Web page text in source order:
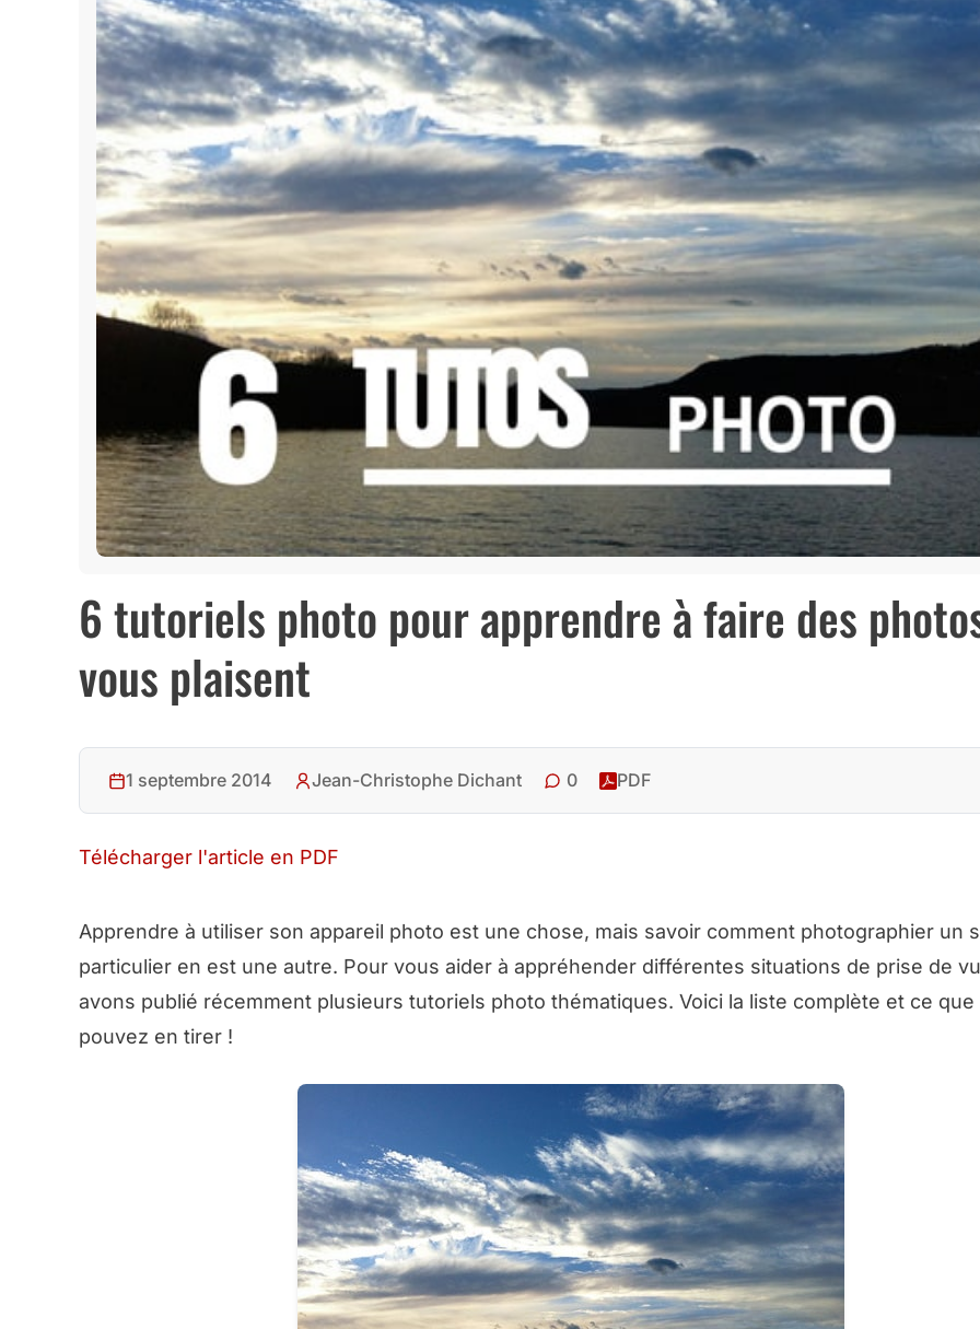
6 tutoriels photo pour apprendre à faire des
vous plaisent
1 septembre 2014 Jean-Christophe Dichant 0 PDF
Télécharger l'article en PDF
Apprendre à utiliser son appareil photo est une chose, mais savoir comment photographier un
particulier en est une autre. Pour vous aider à appréhender différentes situations de prise de
avons publié récemment plusieurs tutoriels photo thématiques. Voici la liste complète et ce que
pouvez en tirer !